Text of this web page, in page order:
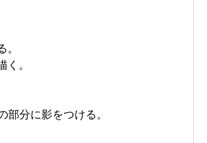
。
。
部分に影をつける。